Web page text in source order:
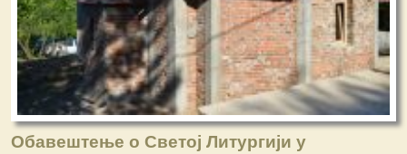
Обавештење о Светoj Литургији у